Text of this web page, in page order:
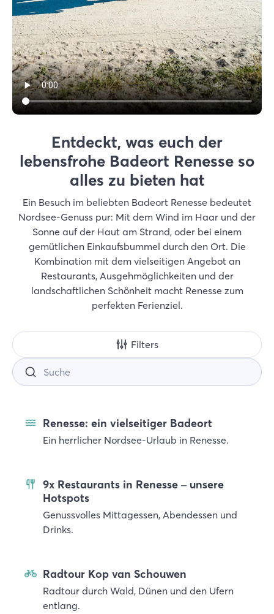
Entdeckt, was euch der
lebensfrohe Badeort Renesse so
alles zu bieten hat
Ein Besuch im beliebten Badeort Renesse bedeutet
Nordsee-Genuss pur: Mit dem Wind im Haar und der
Sonne auf der Haut am Strand, oder bei einem
gemütlichen Einkaufsbummel durch den Ort. Die
Kombination mit dem vielseitigen Angebot an
Restaurants, Ausgehmöglichkeiten und der
landschaftlichen Schönheit macht Renesse zum
perfekten Ferienziel.
Filters
Renesse: ein vielseitiger Badeort
Ein herrlicher Nordsee-Urlaub in Renesse.
9x Restaurants in Renesse – unsere
Hotspots
Genussvolles Mittagessen, Abendessen und
Drinks.
Radtour Kop van Schouwen
Radtour durch Wald, Dünen und den Ufern
entlang.